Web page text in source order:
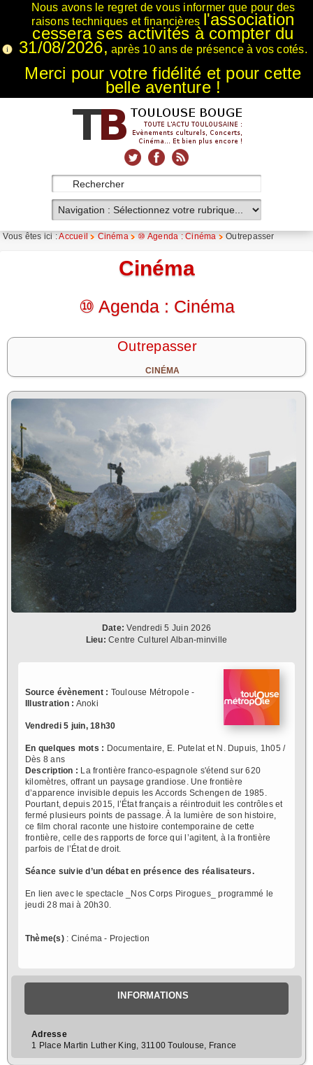
Nous avons le regret de vous informer que pour des
raisons techniques et financières l'association
cessera ses activités à compter du
31/08/2026, après 10 ans de présence à vos cotés.
Merci pour votre fidélité et pour cette
belle aventure !
Vous êtes ici :Accueil Cinéma ⑩ Agenda : Cinéma Outrepasser
Cinéma
⑩ Agenda : Cinéma
Outrepasser
CINÉMA
Date: Vendredi 5 Juin 2026
Lieu: Centre Culturel Alban-minville
Source évènement : Toulouse Métropole -
Illustration : Anoki
Vendredi 5 juin, 18h30
En quelques mots : Documentaire, E. Putelat et N. Dupuis, 1h05 /
Dès 8 ans
Description : La frontière franco-espagnole s'étend sur 620
kilomètres, offrant un paysage grandiose. Une frontière
d’apparence invisible depuis les Accords Schengen de 1985.
Pourtant, depuis 2015, l’État français a réintroduit les contrôles et
fermé plusieurs points de passage. À la lumière de son histoire,
ce film choral raconte une histoire contemporaine de cette
frontière, celle des rapports de force qui l’agitent, à la frontière
parfois de l’État de droit.
Séance suivie d’un débat en présence des réalisateurs.
En lien avec le spectacle _Nos Corps Pirogues_ programmé le
jeudi 28 mai à 20h30.
Thème(s): Cinéma - Projection
INFORMATIONS
Adresse
1 Place Martin Luther King, 31100 Toulouse, France